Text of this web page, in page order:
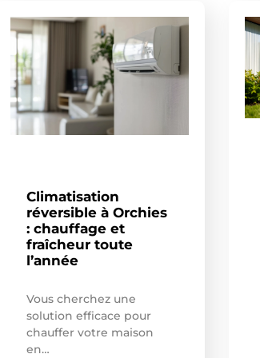
Climatisation
réversible à Orchies
: chauffage et
fraîcheur toute
l’année
Vous cherchez une
solution efficace pour
chauffer votre maison
en…